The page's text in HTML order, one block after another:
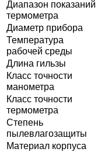
Диапазон показаний
термометра
Диаметр прибора
Температура
рабочей среды
Длина гильзы
Класс точности
манометра
Класс точности
термометра
Степень
пылевлагозащиты
Материал корпуса